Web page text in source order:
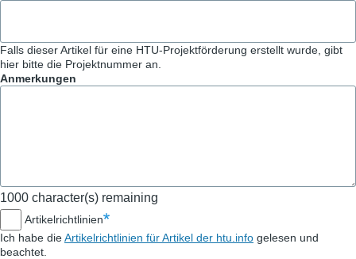
Falls dieser Artikel für eine HTU-Projektförderung erstellt wurde, gibt
hier bitte die Projektnummer an.
Anmerkungen
1000 character(s) remaining
Artikelrichtlinien
Ich habe dieArtikelrichtlinien für Artikel der htu.info gelesen und
beachtet.